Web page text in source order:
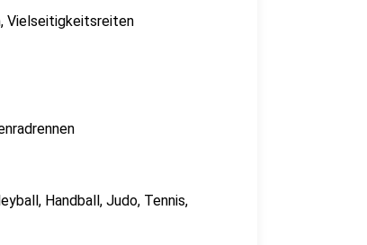
Vielseitigkeitsreiten
Handball, Judo, Tennis,